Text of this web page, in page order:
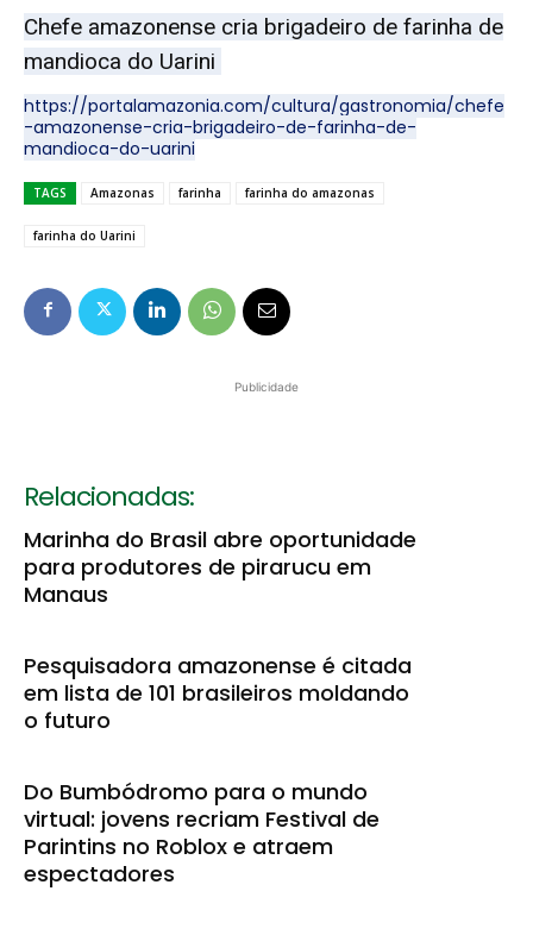
Chefe amazonense cria brigadeiro de farinha de
mandioca do Uarini
https://portalamazonia.com/cultura/gastronomia/chefe
-amazonense-cria-brigadeiro-de-farinha-de-
mandioca-do-uarini
TAGS Amazonas farinha farinha do amazonas
farinha do Uarini
Publicidade
Relacionadas:
Marinha do Brasil abre oportunidade
para produtores de pirarucu em
Manaus
Pesquisadora amazonense é citada
em lista de 101 brasileiros moldando
o futuro
Do Bumbódromo para o mundo
virtual: jovens recriam Festival de
Parintins no Roblox e atraem
espectadores